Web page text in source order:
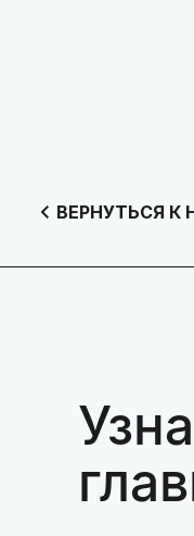
ВЕРНУТЬСЯ К